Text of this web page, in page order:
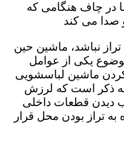
در چاف هنگامی که
صدا می کند
نباشد، ماشین حین
یکی از عوامل
ماشین لباسشویی
به ذکر است که لرزش
دیدن قطعات داخلی
تراز بودن محل قرار